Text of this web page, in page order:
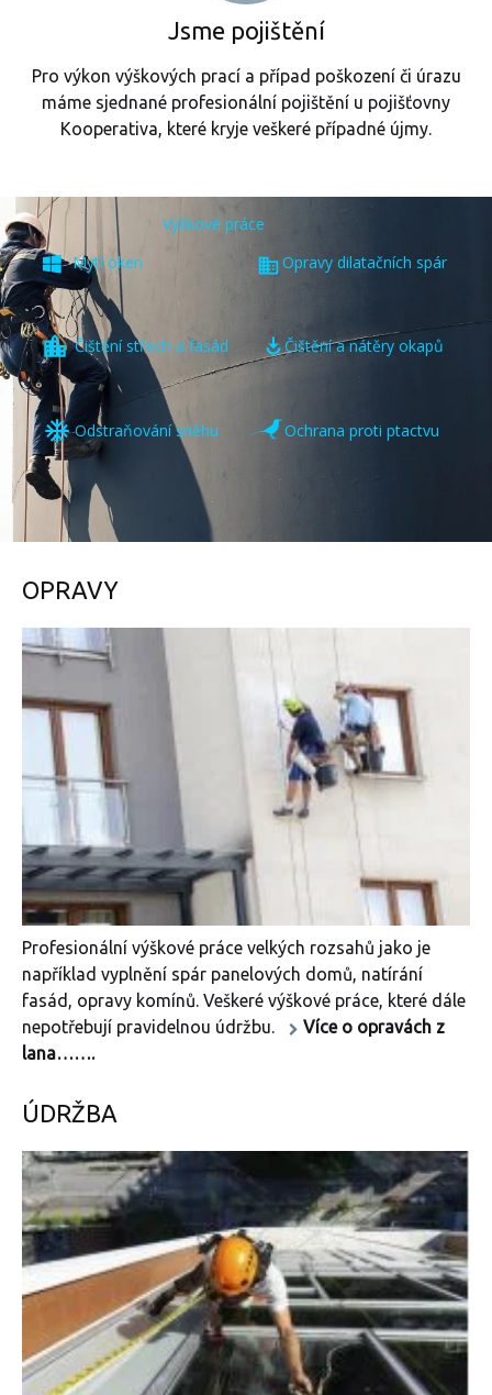
Jsme pojištění
Pro výkon výškových prací a případ poškození či úrazu
máme sjednané profesionální pojištění u pojišťovny
Kooperativa, které kryje veškeré případné újmy.
Opravy dilatačních spár
Čištění a nátěry okapů
Ochrana proti ptactvu
Mytí oken
Čištění střech a fasád
Odstraňování sněhu
Výškové práce
OPRAVY
Profesionální výškové práce velkých rozsahů jako je
například vyplnění spár panelových domů, natírání
fasád, opravy komínů. Veškeré výškové práce, které dále
nepotřebují pravidelnou údržbu.
Více o opravách z
lana…….
ÚDRŽBA